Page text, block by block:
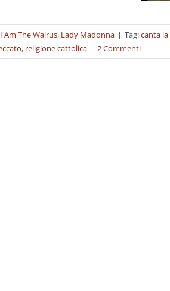
I Am The Walrus, Lady Madonna | Tag:canta
, religione cattolica | 2 Commenti